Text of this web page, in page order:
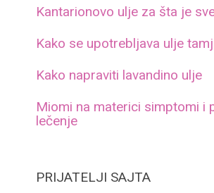
Kantarionovo ulje za šta je
Kako se upotrebljava ulje
Kako napraviti lavandino ulje
Miomi na materici simptomi i
lečenje
PRIJATELJI SAJTA